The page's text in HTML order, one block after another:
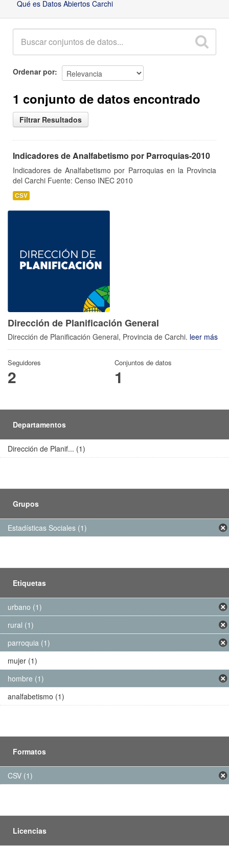
Qué es Datos Abiertos Carchi
Ordenar por
1 conjunto de datos encontrado
Filtrar Resultados
Indicadores de Analfabetismo por Parroquias-2010
Indicadores de Analfabetismo por Parroquias en la Provincia
del Carchi Fuente: Censo INEC 2010
CSV
Dirección de Planificación General
Dirección de Planificación General, Provincia de Carchi. leer más
Seguidores
2
Conjuntos de datos
1
Departamentos
Dirección de Planif... (1)
Grupos
Estadísticas Sociales (1)
Etiquetas
urbano (1)
rural (1)
parroquia (1)
mujer (1)
hombre (1)
analfabetismo (1)
Formatos
CSV (1)
Licencias